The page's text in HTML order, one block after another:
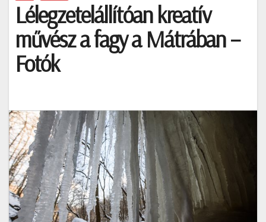
Lélegzetelállítóan kreatív
művész a fagy a Mátrában –
Fotók